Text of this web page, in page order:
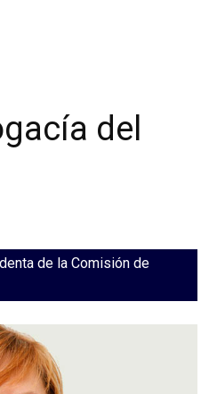
del
de la Comisión de